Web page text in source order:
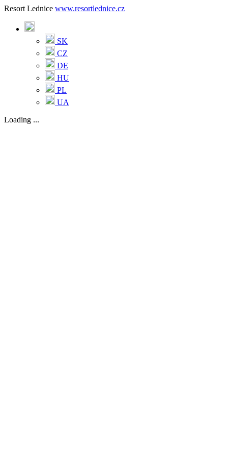
Resort Lednice www.resortlednice.cz
SK
CZ
DE
HU
PL
UA
Loading ...